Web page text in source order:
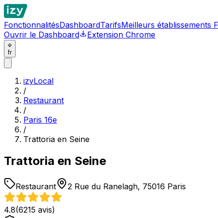
FonctionnalitésDashboardTarifsMeilleurs établissements
Ouvrir le Dashboard
Extension Chrome
fr
izyLocal
/
Restaurant
/
Paris 16e
/
Trattoria en Seine
Trattoria en Seine
Restaurant 2 Rue du Ranelagh, 75016 Paris
4.8(6215 avis)